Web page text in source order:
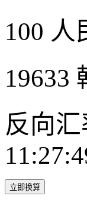
100 人
19633
反向
立即换算